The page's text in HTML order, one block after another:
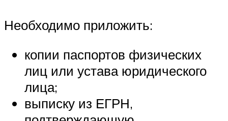
Необходимо приложить:
копии паспортов физических
лиц или устава юридического
лица;
выписку из ЕГРН,